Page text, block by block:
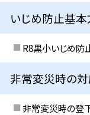
いじめ防止基
R8黒小いじめ防
非常変災時の
非常変災時の登